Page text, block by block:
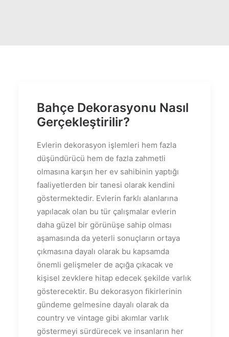
Bahçe Dekorasyonu Nasıl
Gerçekleştirilir?
Evlerin dekorasyon işlemleri hem fazla
düşündürücü hem de fazla zahmetli
olmasına karşın her ev sahibinin yaptığı
faaliyetlerden bir tanesi olarak kendini
göstermektedir. Evlerin farklı alanlarına
yapılacak olan bu tür çalışmalar evlerin
daha güzel bir görünüşe sahip olması
aşamasında da yeterli sonuçların ortaya
çıkmasına dayalı olarak bu kapsamda
önemli gelişmeler de açığa çıkacak ve
kişisel zevklere hitap edecek şekilde varlık
gösterecektir. Bu dekorasyon fikirlerinin
gündeme gelmesine dayalı olarak da
country ve vintage gibi akımlar varlık
göstermeyi sürdürecek ve insanların her